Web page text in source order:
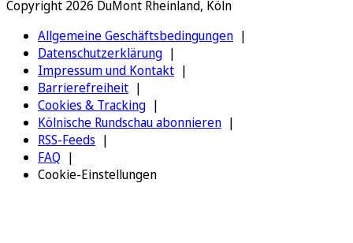
Copyright 2026 DuMont Rheinland, Köln
Allgemeine Geschäftsbedingungen
Datenschutzerklärung
Impressum und Kontakt
Barrierefreiheit
Cookies & Tracking
Kölnische Rundschau abonnieren
RSS-Feeds
FAQ
Cookie-Einstellungen